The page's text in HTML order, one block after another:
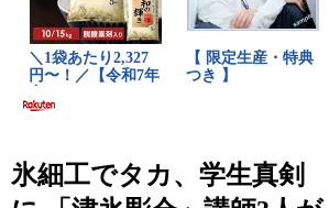
氷細工でタカ、学生真剣